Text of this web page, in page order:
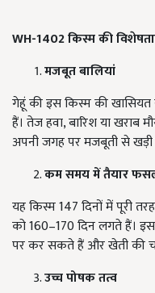
WH-1402 किस्म की
मजबूत बालियां
गेहूं की इस किस्म की खासियत
हैं। तेज हवा, बारिश या खराब
अपनी जगह पर मजबूती से खड़ी
कम समय में तैयार
यह किस्म 147 दिनों में पूरी
को 160–170 दिन लगते हैं।
पर कर सकते हैं और खेती की
उच्च पोषक तत्व